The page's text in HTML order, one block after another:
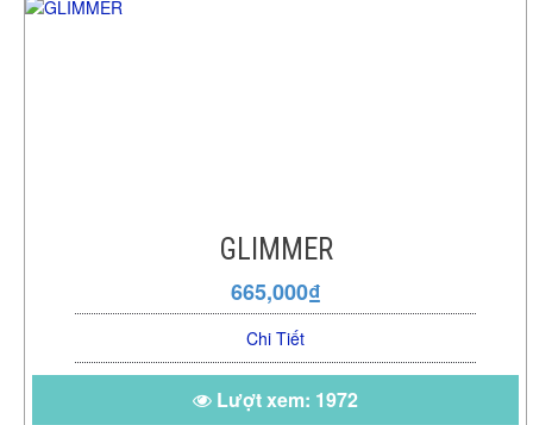
GLIMMER
665,000₫
Chi Tiết
Lượt xem: 1972